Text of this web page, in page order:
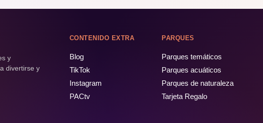
y
divertirse y
CONTENIDO EXTRA
Blog
TikTok
Instagram
PACtv
PARQUES
Parques temáticos
Parques acuáticos
Parques de naturaleza
Tarjeta Regalo